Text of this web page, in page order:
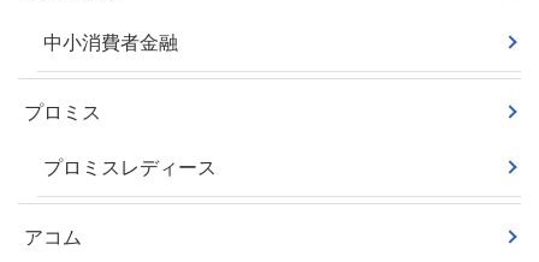
中小消費者金融
プロミス
プロミスレディース
アコム